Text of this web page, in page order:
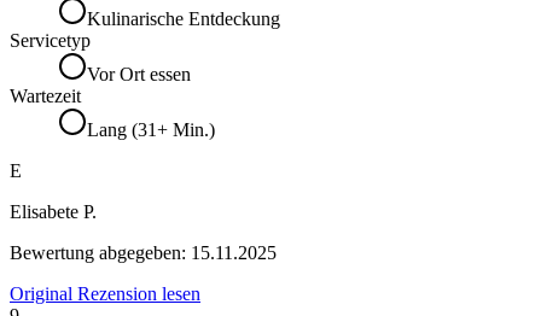
Kulinarische Entdeckung
Servicetyp
Vor Ort essen
Wartezeit
Lang (31+ Min.)
E
Elisabete P.
Bewertung abgegeben: 15.11.2025
Original Rezension lesen